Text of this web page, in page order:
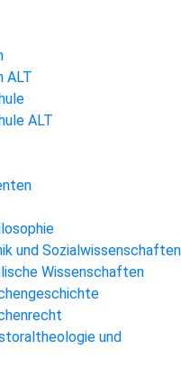
ALT
ALT
und Sozialwissenschaften
Wissenschaften
und